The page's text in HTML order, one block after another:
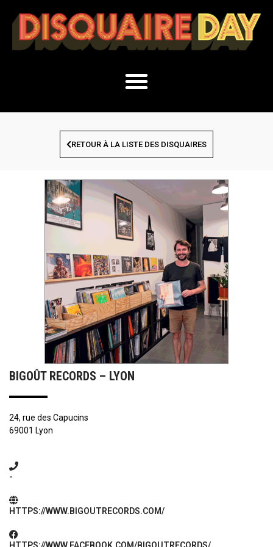
RETOUR À LA LISTE DES DISQUAIRES
BIGOÛT RECORDS – LYON
24, rue des Capucins
69001 Lyon
-
HTTPS://WWW.BIGOUTRECORDS.COM/